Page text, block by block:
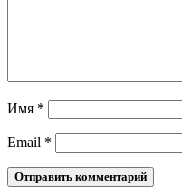
Имя *
Email *